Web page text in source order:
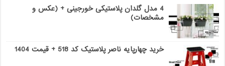
4 مدل گلدان پلاستیکی خورجینی + (عکس و
مشخصات)
خرید چهارپایه ناصر پلاستیک کد 518 + قیمت 1404